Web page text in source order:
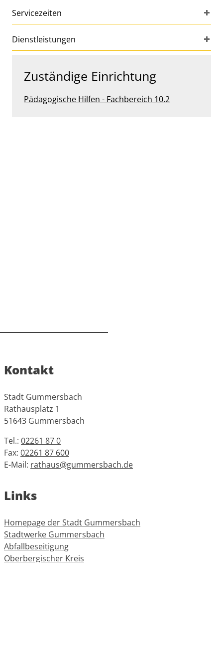
Servicezeiten
Dienstleistungen
Zuständige Einrichtung
Pädagogische Hilfen - Fachbereich 10.2
Kontakt
Stadt Gummersbach
Rathausplatz 1
51643 Gummersbach
Tel.: 02261 87 0
Fax: 02261 87 600
E-Mail: rathaus@gummersbach.de
Links
Homepage der Stadt Gummersbach
Stadtwerke Gummersbach
Abfallbeseitigung
Oberbergischer Kreis